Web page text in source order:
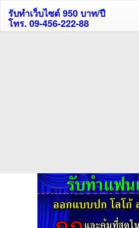
รับทำเว็บไซต์ 950 บาท/ปี
โทร. 09-456-222-88